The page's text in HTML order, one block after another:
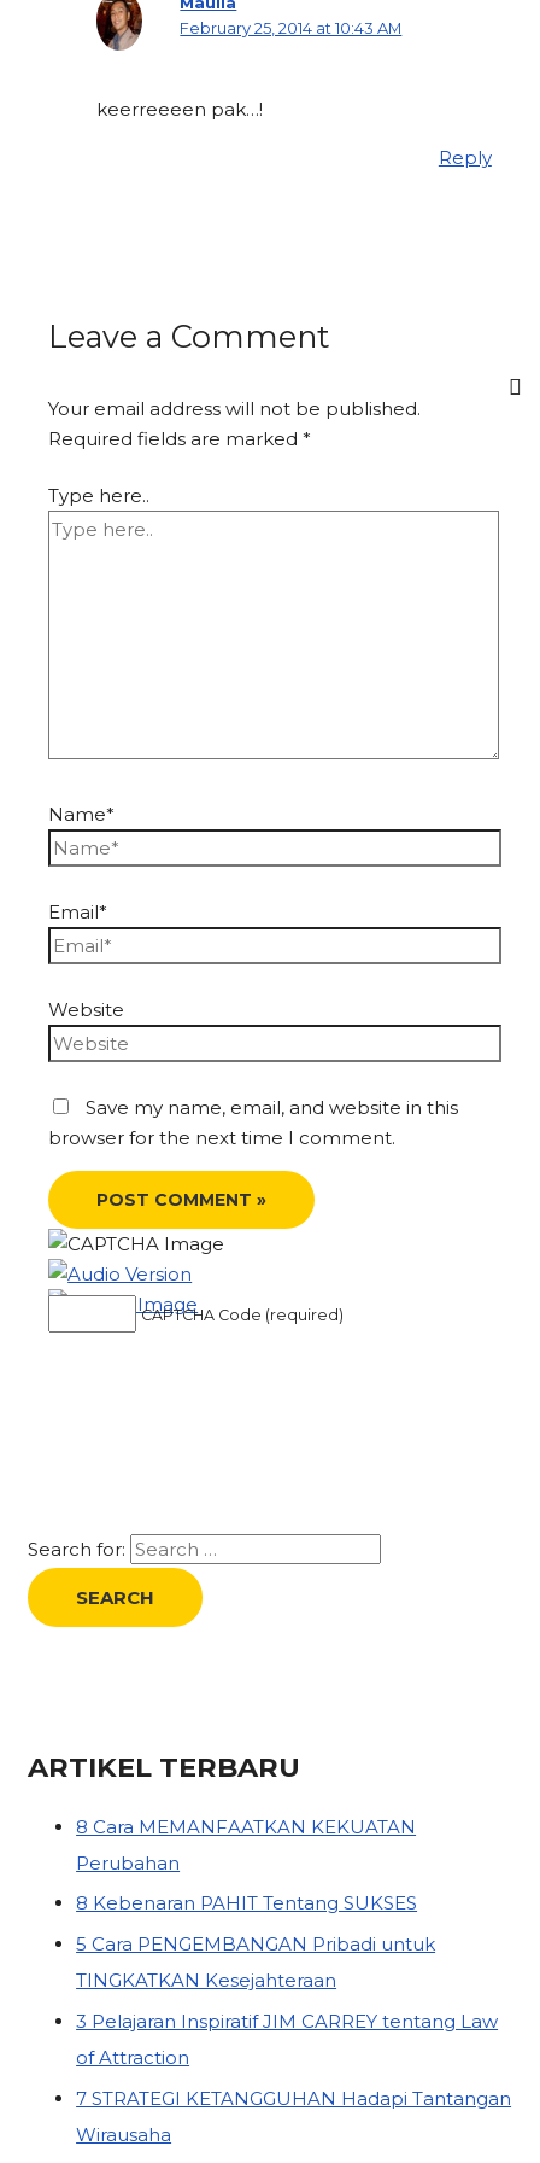
February 25, 2014 at 10:43 AM
keerreeeen pak…!
Reply
Leave a Comment
Your email address will not be published.
Required fields are marked*
Type here..
Name*
Email*
Website
Save my name, email, and website in this
browser for the next time I comment.
CAPTCHA Code (required)
Search for:
ARTIKEL TERBARU
8 Cara MEMANFAATKAN KEKUATAN
Perubahan
8 Kebenaran PAHIT Tentang SUKSES
5 Cara PENGEMBANGAN Pribadi untuk
TINGKATKAN Kesejahteraan
3 Pelajaran Inspiratif JIM CARREY tentang Law
of Attraction
7 STRATEGI KETANGGUHAN Hadapi Tantangan
Wirausaha